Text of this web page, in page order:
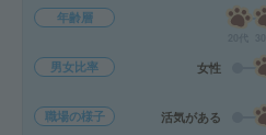
年齢層
男女比率 女性
職場の様子 活気がある